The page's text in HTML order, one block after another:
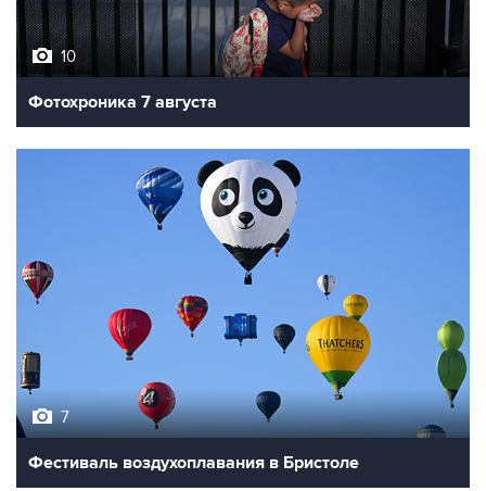
10
Фотохроника 7 августа
7
Фестиваль воздухоплавания в Бристоле